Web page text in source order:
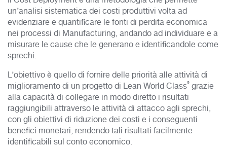
un’analisi sistematica dei costi produttivi volta ad
evidenziare e quantificare le fonti di perdita economica
nei processi di Manufacturing, andando ad individuare e a
misurare le cause che le generano e identificandole come
sprechi.
L’obiettivo è quello di fornire delle priorità alle attività di
miglioramento di un progetto di Lean World Class® grazie
alla capacità di collegare in modo diretto i risultati
raggiungibili attraverso le attività di attacco agli sprechi,
con gli obiettivi di riduzione dei costi e i conseguenti
benefici monetari, rendendo tali risultati facilmente
identificabili sul conto economico.